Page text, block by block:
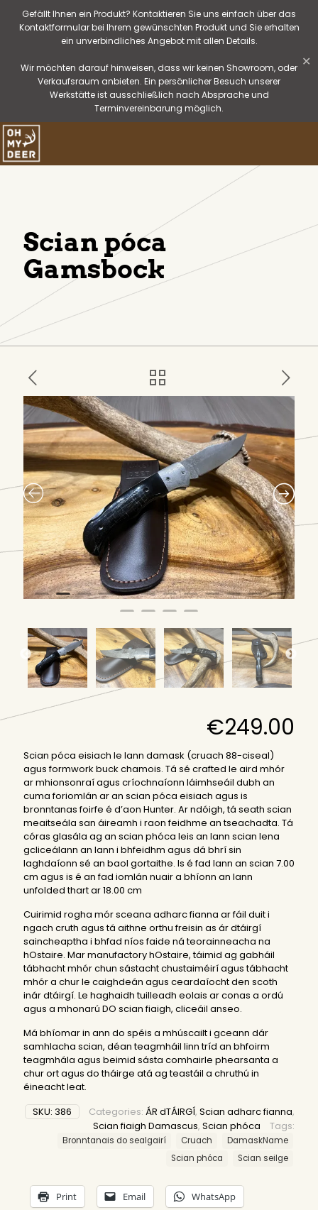
Gefällt Ihnen ein Produkt? Kontaktieren Sie uns einfach über das
Kontaktformular bei Ihrem gewünschten Produkt und Sie erhalten
ein unverbindliches Angebot mit allen Details.
Wir möchten darauf hinweisen, dass wir keinen Showroom, oder
Verkaufsraum anbieten. Ein persönlicher Besuch unserer
Werkstätte ist ausschließlich nach Absprache und
Terminvereinbarung möglich.
✕
Scian póca
Gamsbock
€249.00
Scian póca eisiach le lann damask (cruach 88-ciseal)
agus formwork buck chamois. Tá sé crafted le aird mhór
ar mhionsonraí agus críochnaíonn láimhseáil dubh an
cuma foriomlán ar an scian póca eisiach agus is
bronntanas foirfe é d’aon Hunter. Ar ndóigh, tá seath scian
meaitseála san áireamh i raon feidhme an tseachadta. Tá
córas glasála ag an scian phóca leis an lann scian lena
gcliceálann an lann i bhfeidhm agus dá bhrí sin
laghdaíonn sé an baol gortaithe. Is é fad lann an scian 7.00
cm agus is é an fad iomlán nuair a bhíonn an lann
unfolded thart ar 18.00 cm
Cuirimid rogha mór sceana adharc fianna ar fáil duit i
ngach cruth agus tá aithne orthu freisin as ár dtáirgí
saincheaptha i bhfad níos faide ná teorainneacha na
hOstaire. Mar manufactory hOstaire, táimid ag gabháil
tábhacht mhór chun sástacht chustaiméirí agus tábhacht
mhór a chur le caighdeán agus ceardaíocht den scoth
inár dtáirgí. Le haghaidh tuilleadh eolais ar conas a ordú
agus a mhonarú DO scian fiaigh, cliceáil anseo.
Má bhíomar in ann do spéis a mhúscailt i gceann dár
samhlacha scian, déan teagmháil linn tríd an bhfoirm
teagmhála agus beimid sásta comhairle phearsanta a
chur ort agus do tháirge atá ag teastáil a chruthú in
éineacht leat.
SKU: 386 Categories: ÁR dTÁIRGÍ, Scian adharc fianna,
Scian fiaigh Damascus, Scian phóca Tags:
Bronntanais do sealgairí Cruach
DamaskName
Scian phóca
Scian seilge
Print Email WhatsApp